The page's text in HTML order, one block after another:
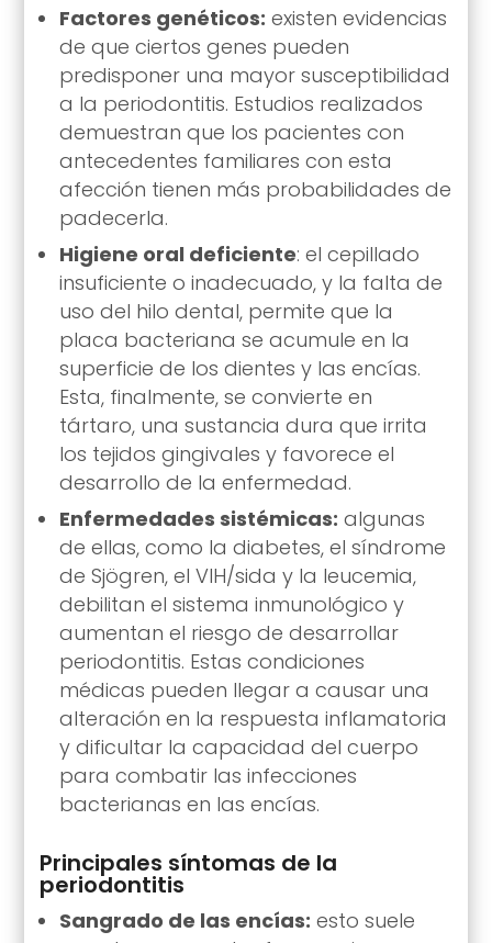
Factores genéticos: existen evidencias
de que ciertos genes pueden
predisponer una mayor susceptibilidad
a la periodontitis. Estudios realizados
demuestran que los pacientes con
antecedentes familiares con esta
afección tienen más probabilidades de
padecerla.
Higiene oral deficiente: el cepillado
insuficiente o inadecuado, y la falta de
uso del hilo dental, permite que la
placa bacteriana se acumule en la
superficie de los dientes y las encías.
Esta, finalmente, se convierte en
tártaro, una sustancia dura que irrita
los tejidos gingivales y favorece el
desarrollo de la enfermedad.
Enfermedades sistémicas: algunas
de ellas, como la diabetes, el síndrome
de Sjögren, el VIH/sida y la leucemia,
debilitan el sistema inmunológico y
aumentan el riesgo de desarrollar
periodontitis. Estas condiciones
médicas pueden llegar a causar una
alteración en la respuesta inflamatoria
y dificultar la capacidad del cuerpo
para combatir las infecciones
bacterianas en las encías.
Principales síntomas de la
periodontitis
Sangrado de las encías: esto suele